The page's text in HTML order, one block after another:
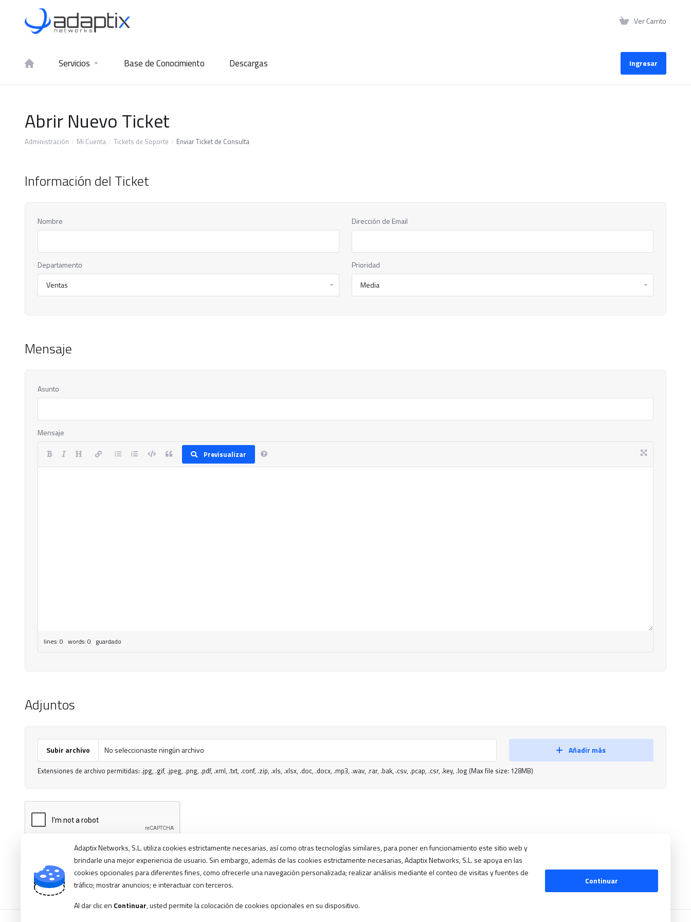
Ver Carrito
Servicios Base de Conocimiento Descargas Ingresar
Abrir Nuevo Ticket
Administración Mi Cuenta Tickets de Soporte Enviar Ticket de Consulta
Información del Ticket
Nombre Dirección de Email
Departamento Prioridad
Mensaje
Asunto
Mensaje
Previsualizar
lines: 0 words: 0 guardado
Adjuntos
Subir archivo No seleccionaste ningún archivo Añadir más
Extensiones de archivo permitidas: .jpg, .gif, .jpeg, .png, .pdf, .xml, .txt, .conf, .zip, .xls, .xlsx, .doc, .docx, .mp3, .wav, .rar, .bak, .csv, .pcap, .csr, .key, .log (Max file size: 128MB)
Cancelar
Adaptix Networks, S.L. utiliza cookies estrictamente necesarias, así como otras tecnologías similares, para poner en funcionamiento este sitio web y
brindarle una mejor experiencia de usuario. Sin embargo, además de las cookies estrictamente necesarias, Adaptix Networks, S.L. se apoya en las
cookies opcionales para diferentes fines, como ofrecerle una navegación personalizada; realizar análisis mediante el conteo de visitas y fuentes de
tráfico; mostrar anuncios; e interactuar con terceros.
Al dar clic en Continuar, usted permite la colocación de cookies opcionales en su dispositivo.
Continuar